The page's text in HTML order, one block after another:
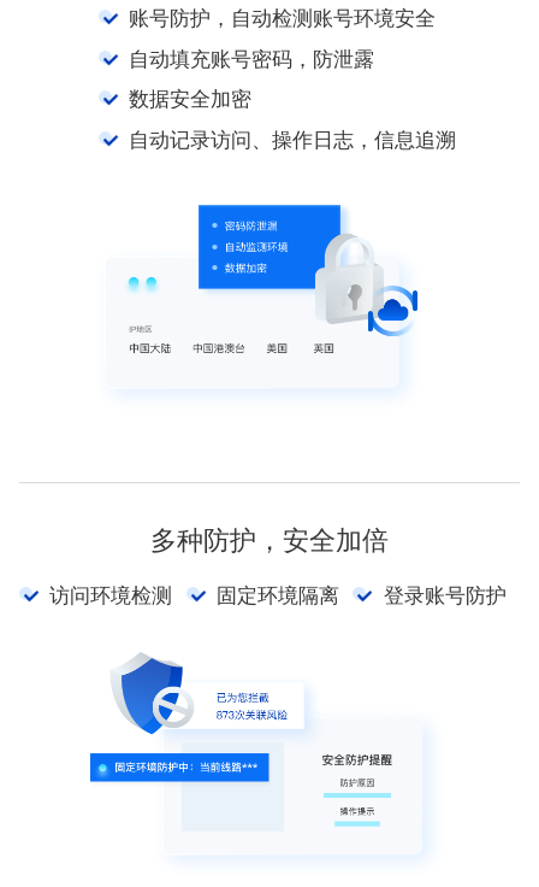
账号防护，自动检测账号环境安全
自动填充账号密码，防泄露
数据安全加密
自动记录访问、操作日志，信息追溯
多种防护，安全加倍
访问环境检测 固定环境隔离 登录账号防护